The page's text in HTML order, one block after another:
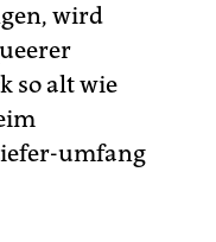
wird
so alt wie
umfang